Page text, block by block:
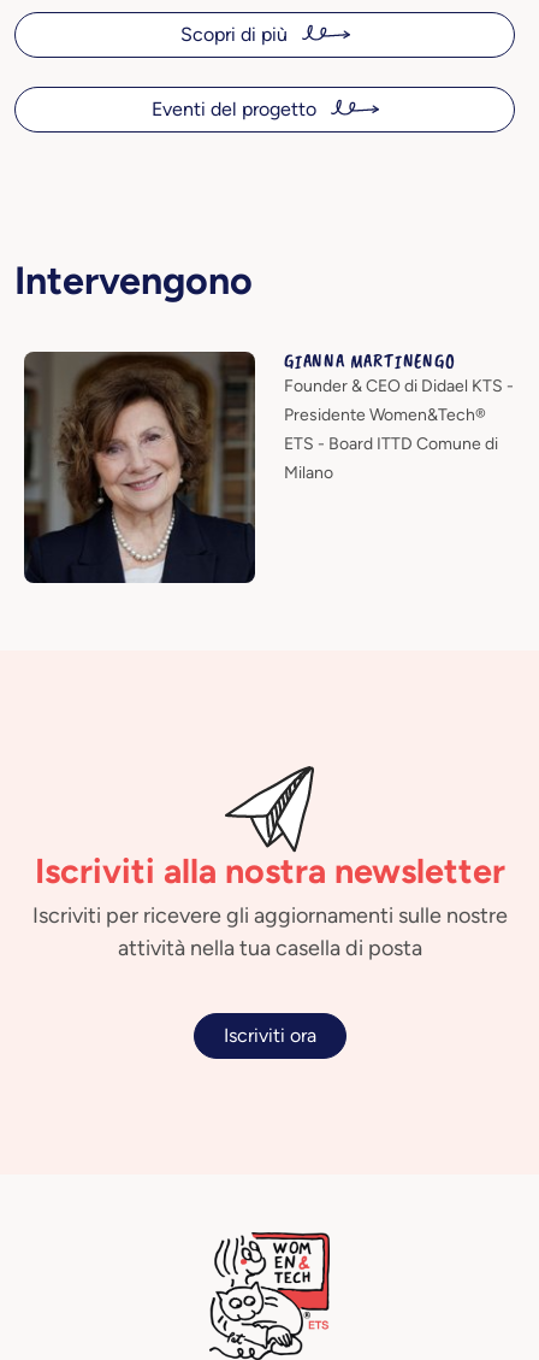
Scopri di più
Eventi del progetto
Intervengono
GIANNA MARTINENGO
Founder & CEO di Didael KTS -
Presidente Women&Tech®
ETS - Board ITTD Comune di
Milano
Iscriviti alla nostra newsletter
Iscriviti per ricevere gli aggiornamenti sulle nostre
attività nella tua casella di posta
Iscriviti ora